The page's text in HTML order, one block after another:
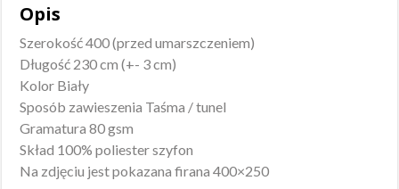
Opis
Szerokość 400 (przed umarszczeniem)
Długość 230 cm (+- 3 cm)
Kolor Biały
Sposób zawieszenia Taśma / tunel
Gramatura 80 gsm
Skład 100% poliester szyfon
Na zdjęciu jest pokazana firana 400×250